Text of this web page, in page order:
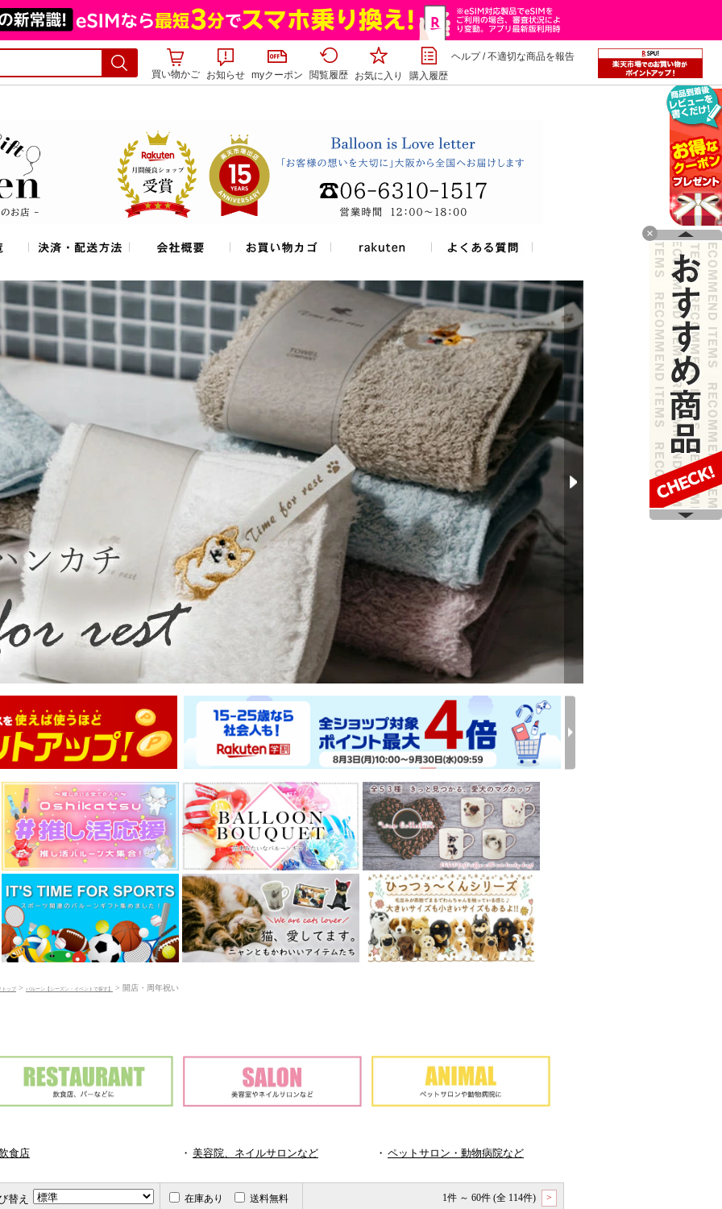
買い物かご お知らせ myクーポン 閲覧履歴 お気に入り 購入履歴
ヘルプ/不適切な商品を報告
×
トップ > バルーン【シーズン・イベントで探す】 > 開店・周年祝い
食店 ・ 美容院、ネイルサロンなど ・ ペットサロン・動物病院など
替え 在庫あり 送料無料 1件 ～ 60件 (全 114件) >